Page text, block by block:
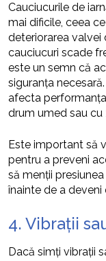
Cauciucurile de
mai dificile, ceea
deteriorarea valvei
cauciucuri scade
este un semn că
siguranța
afecta
drum umed sau cu
Este important să
pentru a preveni
să menții
înainte de a
4. Vibrații
Dacă simți vibrații